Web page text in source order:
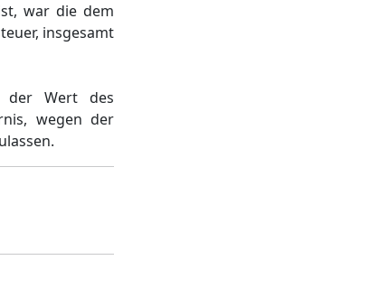
war die dem
insgesamt
der Wert des
wegen der